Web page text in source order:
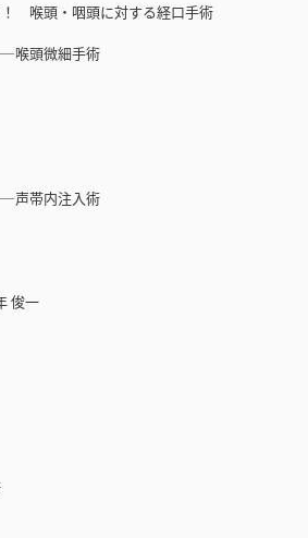
喉頭・咽頭に対する経口手術
喉頭微細手術
声帯内注入術
俊一